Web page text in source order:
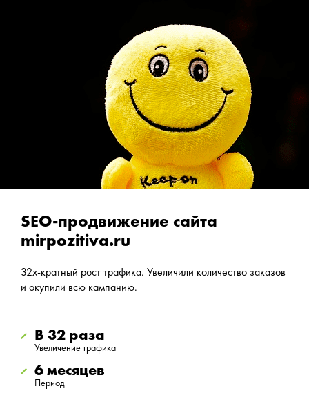
SEO-продвижение сайта
mirpozitiva.ru
32х-кратный рост трафика. Увеличили количество заказов
и окупили всю кампанию.
В 32 раза
Увеличение трафика
6 месяцев
Период